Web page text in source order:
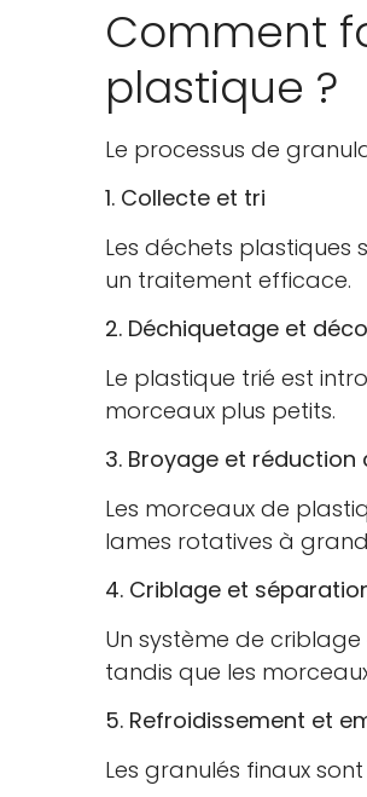
Comment
plastique ?
Le processus de
1. Collecte et tri
Les déchets
un traitement efficace.
2. Déchiquetage et
Le plastique trié est
morceaux plus petits.
3. Broyage et réduction
Les morceaux de
lames rotatives à
4. Criblage et
Un système de
tandis que les
5. Refroidissement et
Les granulés finaux